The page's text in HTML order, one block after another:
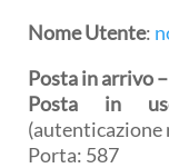
Nome Utente:
Posta in arrivo
Posta in
(autenticazione
Porta: 587